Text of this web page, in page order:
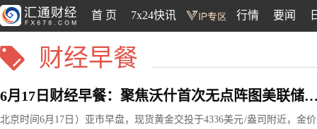
首 页 7x24快讯 行情 要闻
财经早餐
6月17日财经早餐：聚焦沃什首次无点阵图美联储决议，加息预期降温支撑金价
北京时间6月17日）亚市早盘，现货黄金交投于4336美元/盎司附近，金